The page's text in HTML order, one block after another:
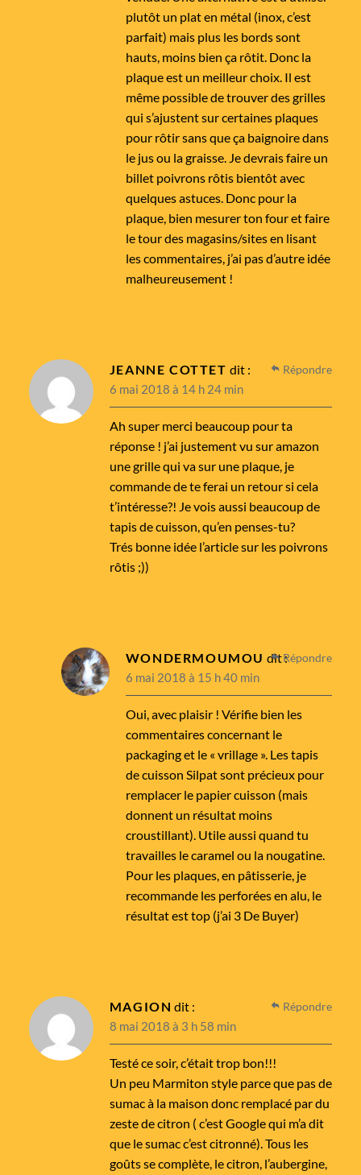
plutôt un plat en métal (inox, c’est
parfait) mais plus les bords sont
hauts, moins bien ça rôtit. Donc la
plaque est un meilleur choix. Il est
même possible de trouver des grilles
qui s’ajustent sur certaines plaques
pour rôtir sans que ça baignoire dans
le jus ou la graisse. Je devrais faire un
billet poivrons rôtis bientôt avec
quelques astuces. Donc pour la
plaque, bien mesurer ton four et faire
le tour des magasins/sites en lisant
les commentaires, j’ai pas d’autre idée
malheureusement !
JEANNE COTTET dit :
6 mai 2018 à 14 h 24 min
Ah super merci beaucoup pour ta
réponse ! j’ai justement vu sur amazon
une grille qui va sur une plaque, je
commande de te ferai un retour si cela
t’intéresse?! Je vois aussi beaucoup de
tapis de cuisson, qu’en penses-tu?
Trés bonne idée l’article sur les poivrons
rôtis ;))
Répondre
WONDERMOUMOU dit :
6 mai 2018 à 15 h 40 min
Oui, avec plaisir ! Vérifie bien les
commentaires concernant le
packaging et le « vrillage ». Les tapis
de cuisson Silpat sont précieux pour
remplacer le papier cuisson (mais
donnent un résultat moins
croustillant). Utile aussi quand tu
travailles le caramel ou la nougatine.
Pour les plaques, en pâtisserie, je
recommande les perforées en alu, le
résultat est top (j’ai 3 De Buyer)
Répondre
MAGION dit :
8 mai 2018 à 3 h 58 min
Testé ce soir, c’était trop bon!!!
Un peu Marmiton style parce que pas de
sumac à la maison donc remplacé par du
zeste de citron ( c’est Google qui m’a dit
que le sumac c’est citronné). Tous les
goûts se complète, le citron, l’aubergine,
Répondre